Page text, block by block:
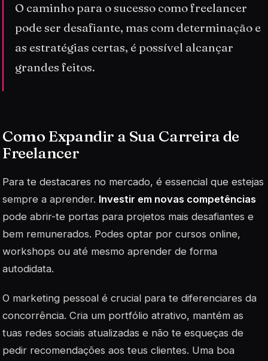
O caminho para o sucesso como freelancer
pode ser desafiante, mas com determinação e
as estratégias certas, é possível alcançar
grandes feitos.
Como Expandir a Sua Carreira de
Freelancer
Para te destacares no mercado, é essencial que estejas
sempre a aprender. Investir em novas competências
pode abrir-te portas para projetos mais desafiantes e
bem remunerados. Podes optar por cursos online,
workshops ou até mesmo aprender de forma
autodidata.
O marketing pessoal é crucial para te diferenciares da
concorrência. Cria um portfólio atrativo, mantém as
tuas redes sociais atualizadas e não te esqueças de
pedir recomendações aos teus clientes. Uma boa